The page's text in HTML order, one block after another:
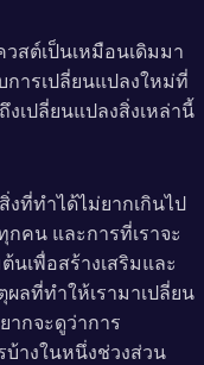
สต์เป็นเหมือนเดิมมา
ารเปลี่ยนแปลงใหม่ที่
งเปลี่ยนแปลงสิ่งเหล่านี้
งที่ทำได้ไม่ยากเกินไป
คน และการที่เราจะ
นเพื่อสร้างเสริมและ
ผลที่ทำให้เรามาเปลี่ยน
ากจะดูว่าการ
บ้างในหนึ่งช่วงส่วน